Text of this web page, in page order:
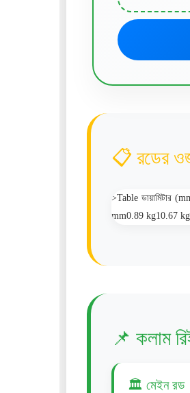
📋 রডের
>Table ডায়ামিটার
mm0.89 kg10.67
📌 কলাম
🏛️ মেইন রড